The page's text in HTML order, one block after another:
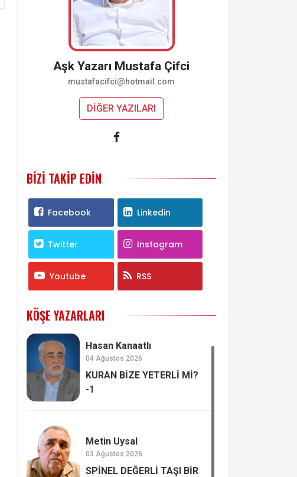
Aşk Yazarı Mustafa Çifci
mustafacifci@hotmail.com
DİĞER YAZILARI
BIZI TAKIP EDIN
Facebook Linkedin
Twitter Instagram
Youtube RSS
KÖŞE YAZARLARI
Hasan Kanaatlı
04 Ağustos 2026
KURAN BİZE YETERLİ Mİ?
-1
Metin Uysal
03 Ağustos 2026
SPİNEL DEĞERLİ TAŞI BİR